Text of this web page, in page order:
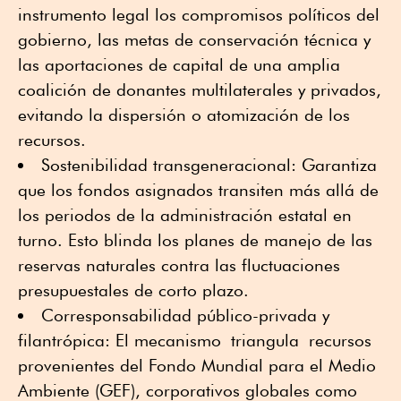
instrumento legal los compromisos políticos del
gobierno, las metas de conservación técnica y
las aportaciones de capital de una amplia
coalición de donantes multilaterales y privados,
evitando la dispersión o atomización de los
recursos.
Sostenibilidad transgeneracional: Garantiza
que los fondos asignados transiten más allá de
los periodos de la administración estatal en
turno. Esto blinda los planes de manejo de las
reservas naturales contra las fluctuaciones
presupuestales de corto plazo.
Corresponsabilidad público-privada y
filantrópica: El mecanismo triangula recursos
provenientes del Fondo Mundial para el Medio
Ambiente (GEF), corporativos globales como